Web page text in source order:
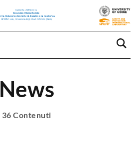
News
36 Contenuti